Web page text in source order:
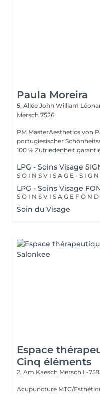
Paula Moreira
5, Allée John William
Mersch 7526
PM MasterAesthetics von
portugiesischer
100 % Zufriedenheit
LPG - Soins Visage
LPG - Soins Visage
Soin du Visage
Espace
Cinq éléments
2, Am Kaesch Mersch L-
Acupuncture MTC/